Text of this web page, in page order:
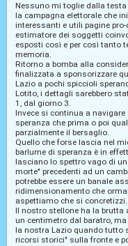
Nessuno mi toglie dalla testa
la campagna elettorale che
interessanti e utili pagine
estimatore dei soggetti
esposti così e per così tanto
memoria.
Ritorno a bomba alla
finalizzata a sponsorizzare
Lazio a pochi spiccioli
Lotito, i dettagli sarebbero
1, dal giorno 3.
Invece si continua a
speranza che prima o poi
parzialmente il bersaglio.
Quello che forse lascia nel
barlume di speranza è in
lasciano lo spettro vago di
morte" precedenti ad un
potrebbe essere un banale
ridimensionamento che
aspettiamo che si concretizzi.
Il nostro stellone ha la brutta
un centimetro dal baratro,
la nostra Lazio quando tutto
ricorsi storici" sulla fronte e